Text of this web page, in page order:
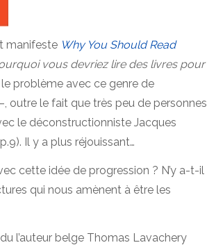
manifeste Why You Should Read
vous devriez lire des livres pour
le problème avec ce genre de
outre le fait que très peu de personnes
le déconstructionniste Jacques
Il y a plus réjouissant…
cette idée de progression ? N’y a-t-il
qui nous amènent à être les
l’auteur belge Thomas Lavachery